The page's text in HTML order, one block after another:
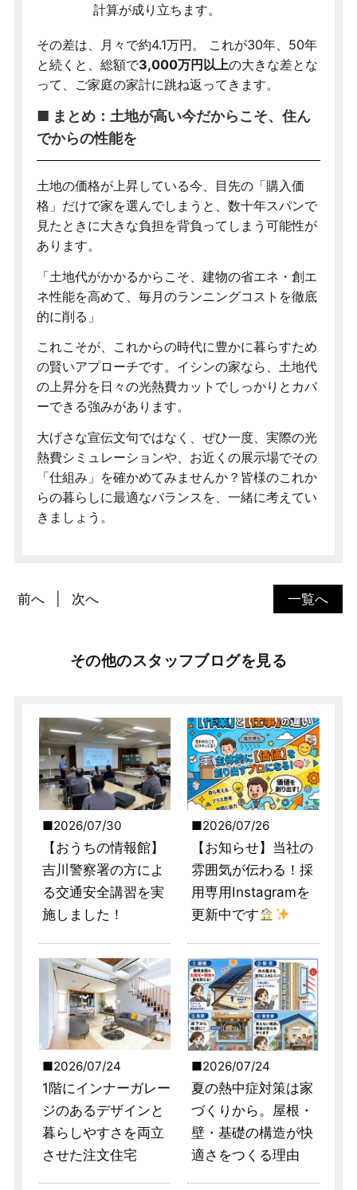
計算が成り立ちます。
その差は、月々で約4.1万円。 これが30年、50年
と続くと、総額で3,000万円以上の大きな差とな
って、ご家庭の家計に跳ね返ってきます。
■ まとめ：土地が高い今だからこそ、住ん
でからの性能を
土地の価格が上昇している今、目先の「購入価
格」だけで家を選んでしまうと、数十年スパンで
見たときに大きな負担を背負ってしまう可能性が
あります。
「土地代がかかるからこそ、建物の省エネ・創エ
ネ性能を高めて、毎月のランニングコストを徹底
的に削る」
これこそが、これからの時代に豊かに暮らすため
の賢いアプローチです。イシンの家なら、土地代
の上昇分を日々の光熱費カットでしっかりとカバ
ーできる強みがあります。
大げさな宣伝文句ではなく、ぜひ一度、実際の光
熱費シミュレーションや、お近くの展示場でその
「仕組み」を確かめてみませんか？皆様のこれか
らの暮らしに最適なバランスを、一緒に考えてい
きましょう。
一覧へ
前へ 次へ
その他のスタッフブログを見る
2026/07/30
【おうちの情報館】
吉川警察署の方によ
る交通安全講習を実
施しました！
2026/07/26
【お知らせ】当社の
雰囲気が伝わる！採
用専用Instagramを
更新中です
2026/07/24
1階にインナーガレー
ジのあるデザインと
暮らしやすさを両立
させた注文住宅
2026/07/24
夏の熱中症対策は家
づくりから。屋根・
壁・基礎の構造が快
適さをつくる理由